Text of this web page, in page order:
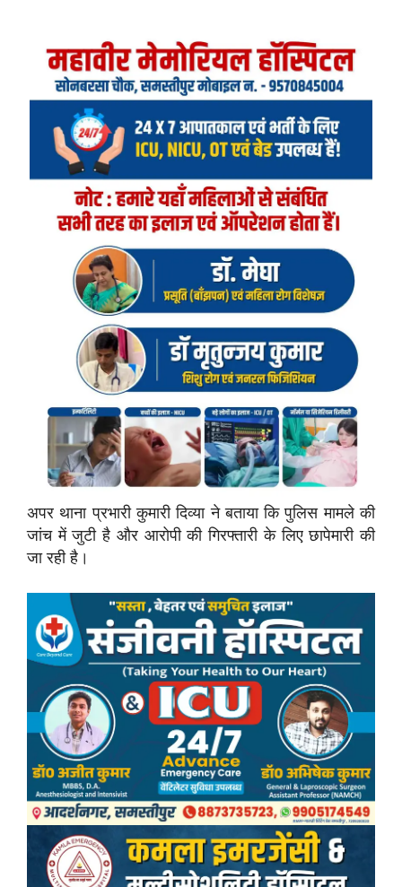
अपर थाना प्रभारी कुमारी दिव्या ने बताया कि पुलिस मामले की
जांच में जुटी है और आरोपी की गिरफ्तारी के लिए छापेमारी की
जा रही है।